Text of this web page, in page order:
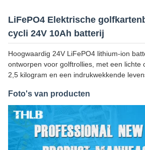
LiFePO4 Elektrische
cycli 24V 10Ah batterij
Hoogwaardig 24V LiFePO4 lithium-ion
ontworpen voor golftrollies, met een lichte
2,5 kilogram en een indrukwekkende
Foto's van producten